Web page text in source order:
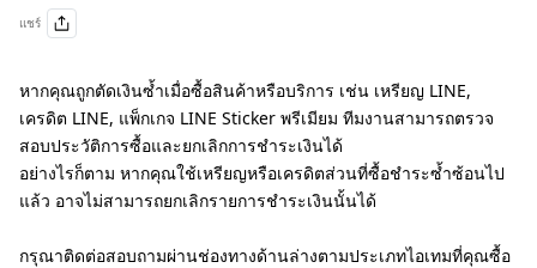
แชร์
หากคุณถูกตัดเงินซ้ำเมื่อซื้อสินค้าหรือบริการ เช่น เหรียญ LINE,
เครดิต LINE, แพ็กเกจ LINE Sticker พรีเมียม ทีมงานสามารถตรวจ
สอบประวัติการซื้อและยกเลิกการชำระเงินได้
อย่างไรก็ตาม หากคุณใช้เหรียญหรือเครดิตส่วนที่ซื้อชำระซ้ำซ้อนไป
แล้ว อาจไม่สามารถยกเลิกรายการชำระเงินนั้นได้
กรุณาติดต่อสอบถามผ่านช่องทางด้านล่างตามประเภทไอเทมที่คุณซื้อ